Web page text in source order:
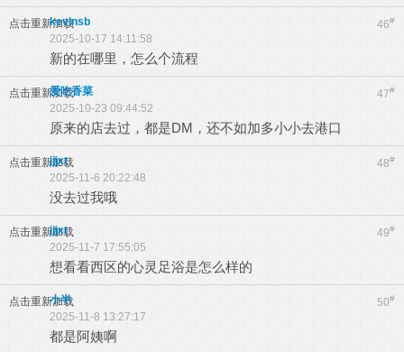
点击重新加载 46#
kevinsb
2025-10-17 14:11:58
新的在哪里，怎么个流程
点击重新加载 47#
爱吃香菜
2025-10-23 09:44:52
原来的店去过，都是DM，还不如加多小小去港口
点击重新加载 48#
jjjxt
2025-11-6 20:22:48
没去过我哦
点击重新加载 49#
jjjxt
2025-11-7 17:55:05
想看看西区的心灵足浴是怎么样的
点击重新加载 50#
小半
2025-11-8 13:27:17
都是阿姨啊